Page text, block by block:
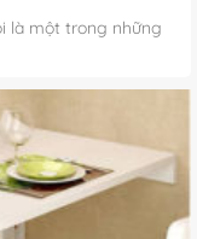
là một trong những